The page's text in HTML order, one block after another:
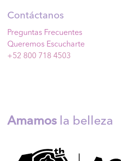
Contáctanos
Preguntas Frecuentes
Queremos Escucharte
+52 800 718 4503
Amamos la belleza